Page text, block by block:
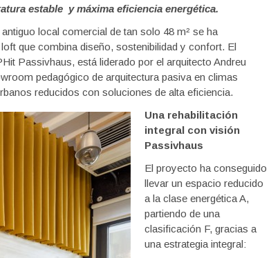
estable y máxima eficiencia energética.
local comercial de tan solo 48 m² se ha
que combina diseño, sostenibilidad y confort. El
Passivhaus, está liderado por el arquitecto Andreu
pedagógico de arquitectura pasiva en climas
reducidos con soluciones de alta eficiencia.
Una rehabilitación
integral con visión
Passivhaus
El proyecto ha conseguido
llevar un espacio reducido
a la clase energética A,
partiendo de una
clasificación F, gracias a
una estrategia integral: